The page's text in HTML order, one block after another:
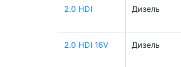
2.0 HDI Дизель
2.0 HDI 16V Дизель